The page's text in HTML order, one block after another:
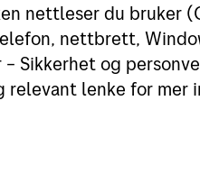
nettleser du bruker
nettbrett,
Sikkerhet og
lenke for mer